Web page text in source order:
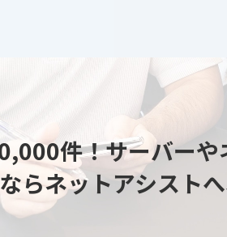
件！サーバー
らネットアシストへ